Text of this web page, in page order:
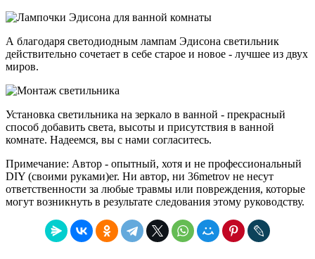
А благодаря светодиодным лампам Эдисона светильник
действительно сочетает в себе старое и новое - лучшее из двух
миров.
Установка светильника на зеркало в ванной - прекрасный
способ добавить света, высоты и присутствия в ванной
комнате. Надеемся, вы с нами согласитесь.
Примечание: Автор - опытный, хотя и не профессиональный
DIY (своими руками)er. Ни автор, ни 36metrov не несут
ответственности за любые травмы или повреждения, которые
могут возникнуть в результате следования этому руководству.